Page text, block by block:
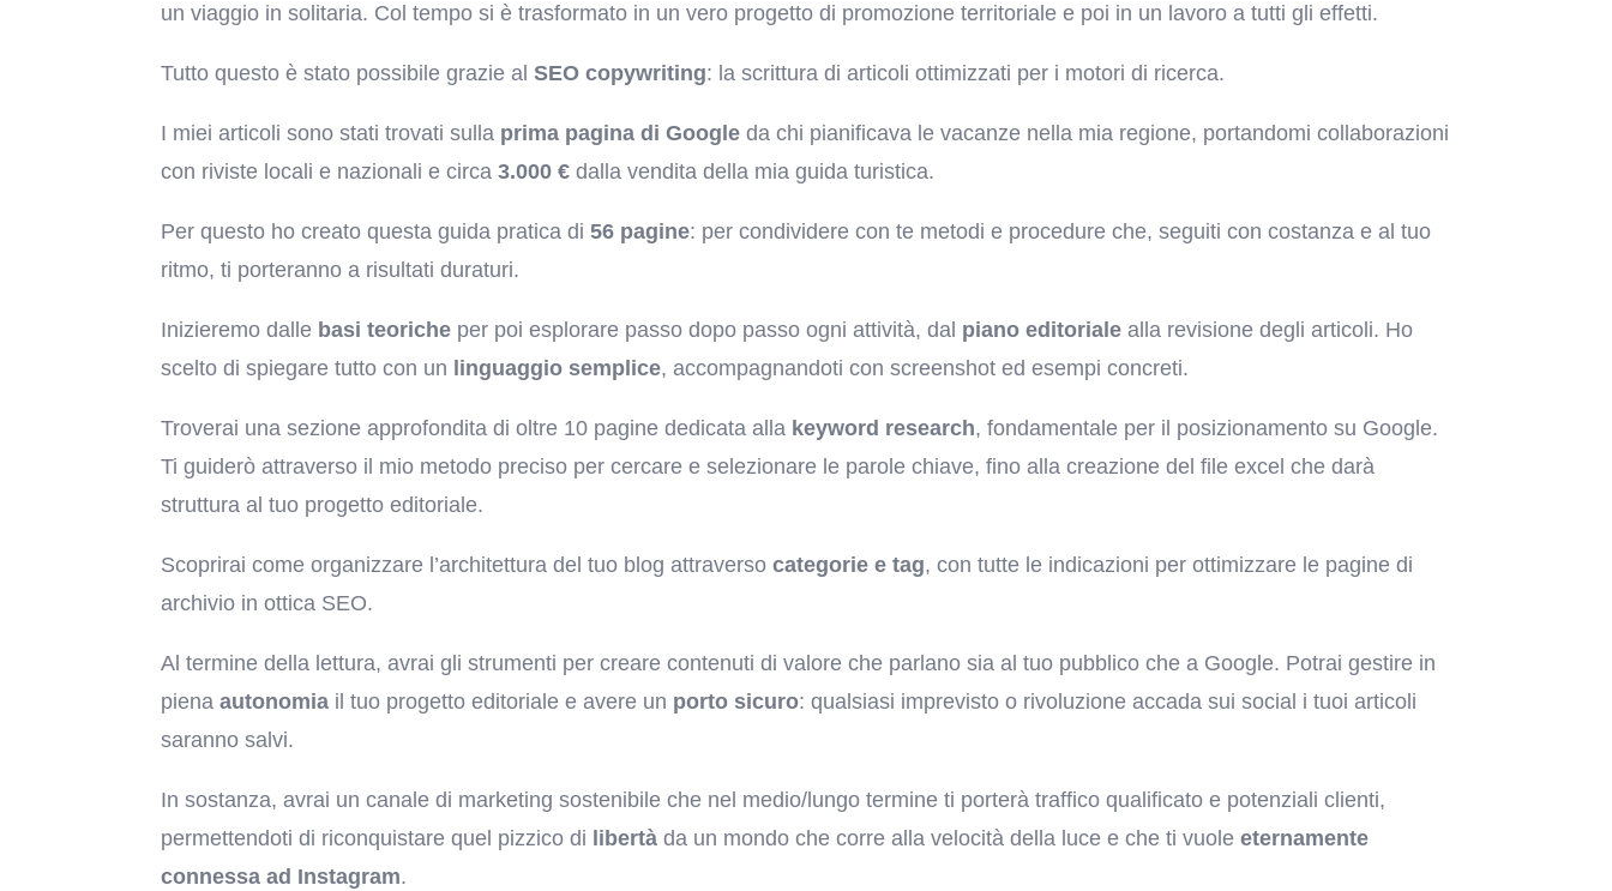
un viaggio in solitaria. Col tempo si è trasformato in un vero progetto di promozione territoriale e poi in un lavoro a tutti gli effetti.
Tutto questo è stato possibile grazie alSEO copywriting: la scrittura di articoli ottimizzati per i motori di ricerca.
I miei articoli sono stati trovati sulla prima pagina di Google da chi pianificava le vacanze nella mia regione, portandomi collaborazioni
con riviste locali e nazionali e circa3.000 € dalla vendita della mia guida turistica.
Per questo ho creato questa guida pratica di56 pagine: per condividere con te metodi e procedure che, seguiti con costanza e al tuo
ritmo, ti porteranno a risultati duraturi.
Inizieremo dalle basi teoriche per poi esplorare passo dopo passo ogni attività, dal piano editoriale alla revisione degli articoli. Ho
scelto di spiegare tutto con un linguaggio semplice, accompagnandoti con screenshot ed esempi concreti.
Troverai una sezione approfondita di oltre 10 pagine dedicata alla keyword research, fondamentale per il posizionamento su Google.
Ti guiderò attraverso il mio metodo preciso per cercare e selezionare le parole chiave, fino alla creazione del file excel che darà
struttura al tuo progetto editoriale.
Scoprirai come organizzare l’architettura del tuo blog attraversocategorie e tag, con tutte le indicazioni per ottimizzare le pagine di
archivio in ottica SEO.
Al termine della lettura, avrai gli strumenti per creare contenuti di valore che parlano sia al tuo pubblico che a Google. Potrai gestire in
pienaautonomia il tuo progetto editoriale e avere un porto sicuro: qualsiasi imprevisto o rivoluzione accada sui social i tuoi articoli
saranno salvi.
In sostanza, avrai un canale di marketing sostenibile che nel medio/lungo termine ti porterà traffico qualificato e potenziali clienti,
permettendoti di riconquistare quel pizzico di libertà da un mondo che corre alla velocità della luce e che ti vuoleeternamente
connessa ad Instagram.